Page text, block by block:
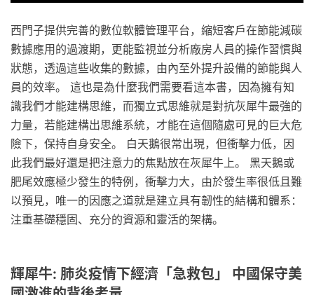
西門子提供完善的數位軟體管理平台，縮短客戶在節能減碳
數據應用的過渡期，更能監視並分析廠房人員的操作習慣與
狀態，透過這些收集的數據，由內至外提升設備的節能與人
員的效率。 這也是為什麼我們需要看這本書，因為擁有知
識我們才能建構思維，而獨立式思維就是對抗灰犀牛最強的
力量，若能建構出思維系統，才能在這個隨處可見的巨大危
險下，保持自身安全。 白天鵝很常出現，但衝擊力低，因
此我們最好還是把注意力的焦點放在灰犀牛上。 黑天鵝或
肥尾效應極少發生的特例，衝擊力大，由於發生率很低且難
以預見，唯一的因應之道就是建立具有韌性的結構和體系：
注重基礎穩固、充分的資源和靈活的架構。
輝犀牛: 肺炎疫情下經濟「急救包」 中國保守美